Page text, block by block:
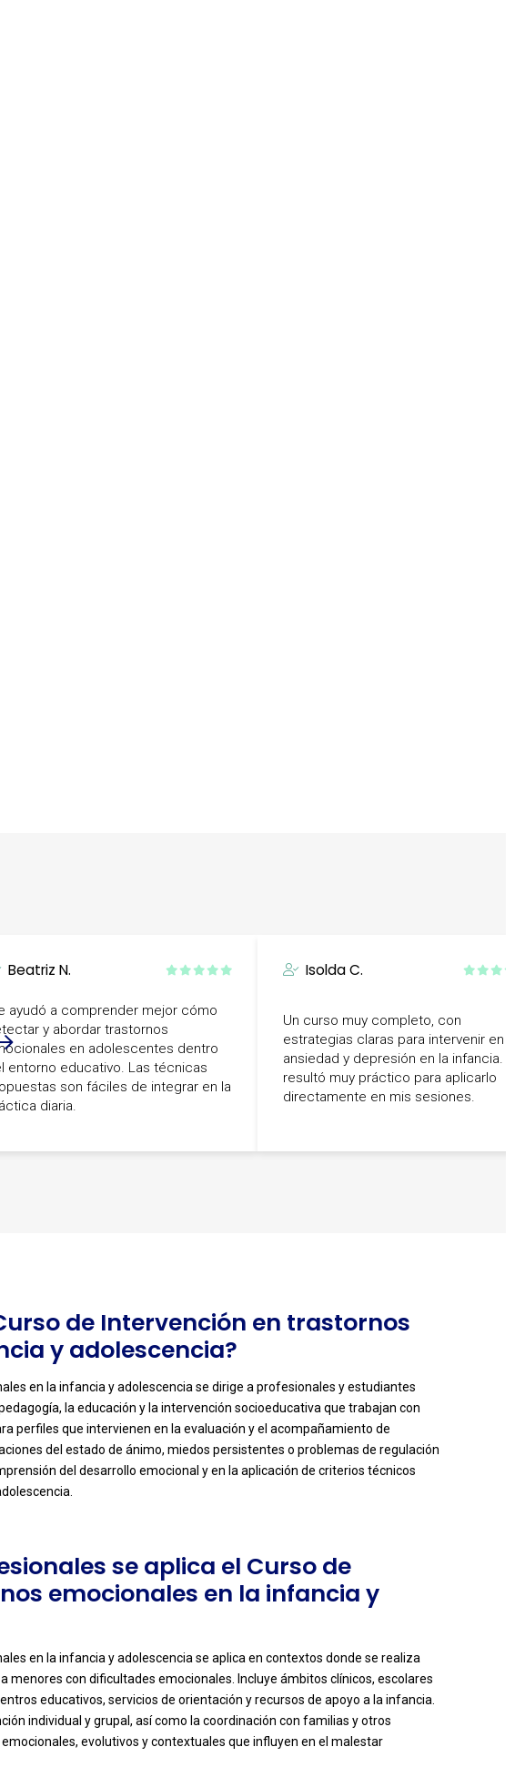
Beatriz N.
ayudó a comprender mejor cómo
y abordar trastornos
en adolescentes dentro
entorno educativo. Las técnicas
son fáciles de integrar en la
diaria.
Isolda C.
Un curso muy completo, con
estrategias claras para intervenir en
ansiedad y depresión en la infancia.
resultó muy práctico para aplicarlo
directamente en mis sesiones.
de Intervención en trastornos
y adolescencia?
en la infancia y adolescencia se dirige a profesionales y estudiantes
la educación y la intervención socioeducativa que trabajan con
perfiles que intervienen en la evaluación y el acompañamiento de
del estado de ánimo, miedos persistentes o problemas de regulación
del desarrollo emocional y en la aplicación de criterios técnicos
se aplica el Curso de
emocionales en la infancia y
en la infancia y adolescencia se aplica en contextos donde se realiza
menores con dificultades emocionales. Incluye ámbitos clínicos, escolares
educativos, servicios de orientación y recursos de apoyo a la infancia.
individual y grupal, así como la coordinación con familias y otros
evolutivos y contextuales que influyen en el malestar